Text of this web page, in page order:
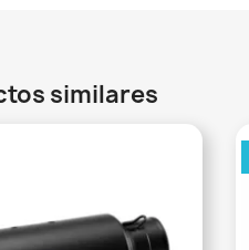
similares